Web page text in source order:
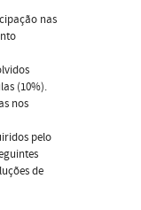
nas
(10%).
nos
pelo
de